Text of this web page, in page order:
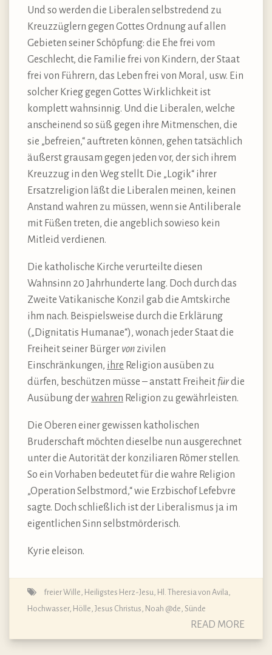
Und so werden die Liberalen selbstredend zu
Kreuzzüglern gegen Gottes Ordnung auf allen
Gebieten seiner Schöpfung: die Ehe frei vom
Geschlecht, die Familie frei von Kindern, der Staat
frei von Führern, das Leben frei von Moral, usw. Ein
solcher Krieg gegen Gottes Wirklichkeit ist
komplett wahnsinnig. Und die Liberalen, welche
anscheinend so süß gegen ihre Mitmenschen, die
sie „befreien,“ auftreten können, gehen tatsächlich
äußerst grausam gegen jeden vor, der sich ihrem
Kreuzzug in den Weg stellt. Die „Logik“ ihrer
Ersatzreligion läßt die Liberalen meinen, keinen
Anstand wahren zu müssen, wenn sie Antiliberale
mit Füßen treten, die angeblich sowieso kein
Mitleid verdienen.
Die katholische Kirche verurteilte diesen
Wahnsinn 20 Jahrhunderte lang. Doch durch das
Zweite Vatikanische Konzil gab die Amtskirche
ihm nach. Beispielsweise durch die Erklärung
(„Dignitatis Humanae“), wonach jeder Staat die
Freiheit seiner Bürger von zivilen
Einschränkungen, ihre Religion ausüben zu
dürfen, beschützen müsse – anstatt Freiheit fürdie
Ausübung derwahren Religion zu gewährleisten.
Die Oberen einer gewissen katholischen
Bruderschaft möchten dieselbe nun ausgerechnet
unter die Autorität der konziliaren Römer stellen.
So ein Vorhaben bedeutet für die wahre Religion
„Operation Selbstmord,“ wie Erzbischof Lefebvre
sagte. Doch schließlich ist der Liberalismus ja im
eigentlichen Sinn selbstmörderisch.
Kyrie eleison.
freier Wille Heiligstes Herz-Jesu Hl. Theresia von Avila
Hochwasser, Hölle Jesus Christus Noah @de Sünde
READ MORE